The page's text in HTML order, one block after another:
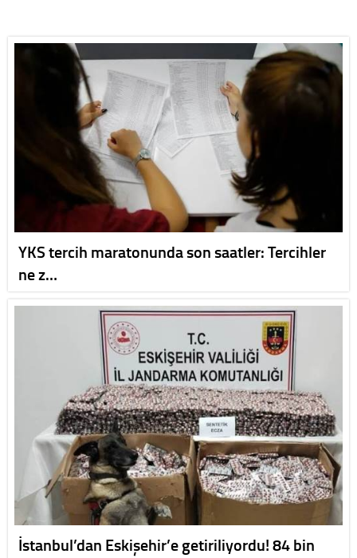
YKS tercih maratonunda son saatler: Tercihler
ne z…
İstanbul’dan Eskişehir’e getiriliyordu! 84 bin